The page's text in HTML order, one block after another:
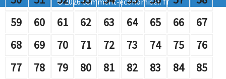
59
60 61 62 63 64 65 66
67
68
69 70 71 72 73 74 75
76
77
78 79 80 81 82 83 84 85